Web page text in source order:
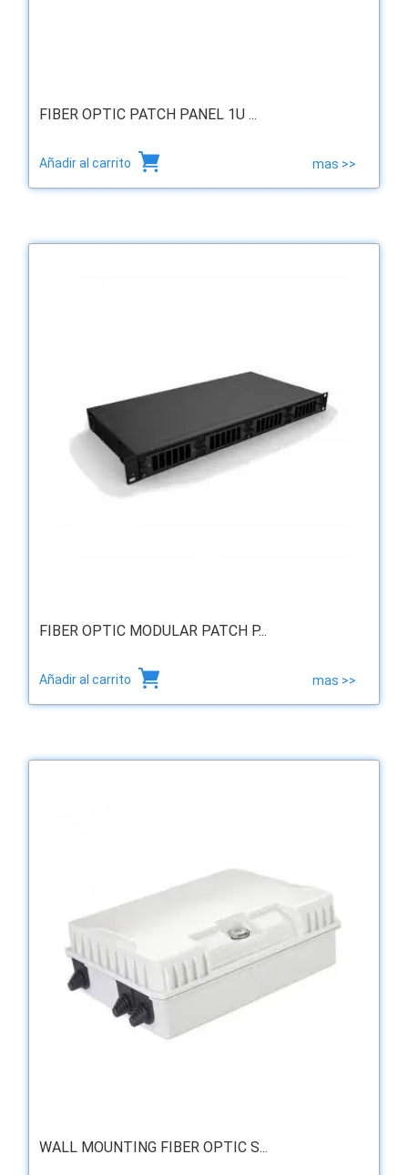
FIBER OPTIC PATCH PANEL 1U ...
Añadir al carrito mas >>
FIBER OPTIC MODULAR PATCH P...
Añadir al carrito mas >>
WALL MOUNTING FIBER OPTIC S...